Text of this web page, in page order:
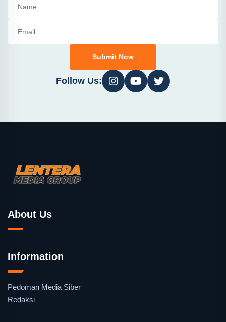
Submit Now
Follow Us:
About Us
Information
Pedoman Media Siber
Redaksi